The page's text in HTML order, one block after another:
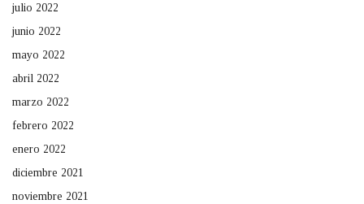
julio 2022
junio 2022
mayo 2022
abril 2022
marzo 2022
febrero 2022
enero 2022
diciembre 2021
noviembre 2021